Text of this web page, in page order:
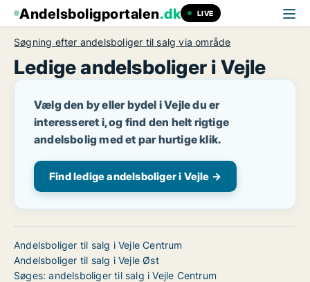
Andelsboligportalen.dk LIVE
Søgning efter andelsboliger til salg via område
Ledige andelsboliger i Vejle
Vælg den by eller bydel i Vejle du er
interesseret i, og find den helt rigtige
andelsbolig med et par hurtige klik.
Find ledige andelsboliger i Vejle →
Andelsboliger til salg i Vejle Centrum
Andelsboliger til salg i Vejle Øst
Søges: andelsboliger til salg i Vejle Centrum